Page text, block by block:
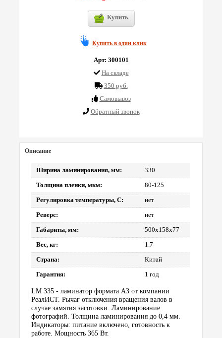
Купить
Купить в один клик
Арт: 300101
На складе
350 руб.
Cамовывоз
Обратный звонок
Описание
Ширина ламинирования, мм: 330
Толщина пленки, мкм: 80-125
Регулировка температуры, С: нет
Реверс: нет
Габариты, мм: 500х158х77
Вес, кг: 1.7
Страна: Китай
Гарантия: 1 год
LM 335 - ламинатор формата А3 от компании
РеалИСТ. Рычаг отключения вращения валов в
случае замятия заготовки. Ламинирование
фотографий. Толщина ламинирования до 0,4 мм.
Индикаторы: питание включено, готовность к
работе. Мощность 365 Вт.